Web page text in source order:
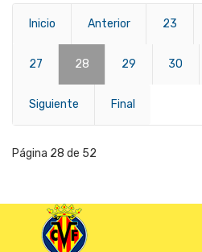
Inicio Anterior 23
27 28 29 30
Siguiente Final
Página 28 de 52